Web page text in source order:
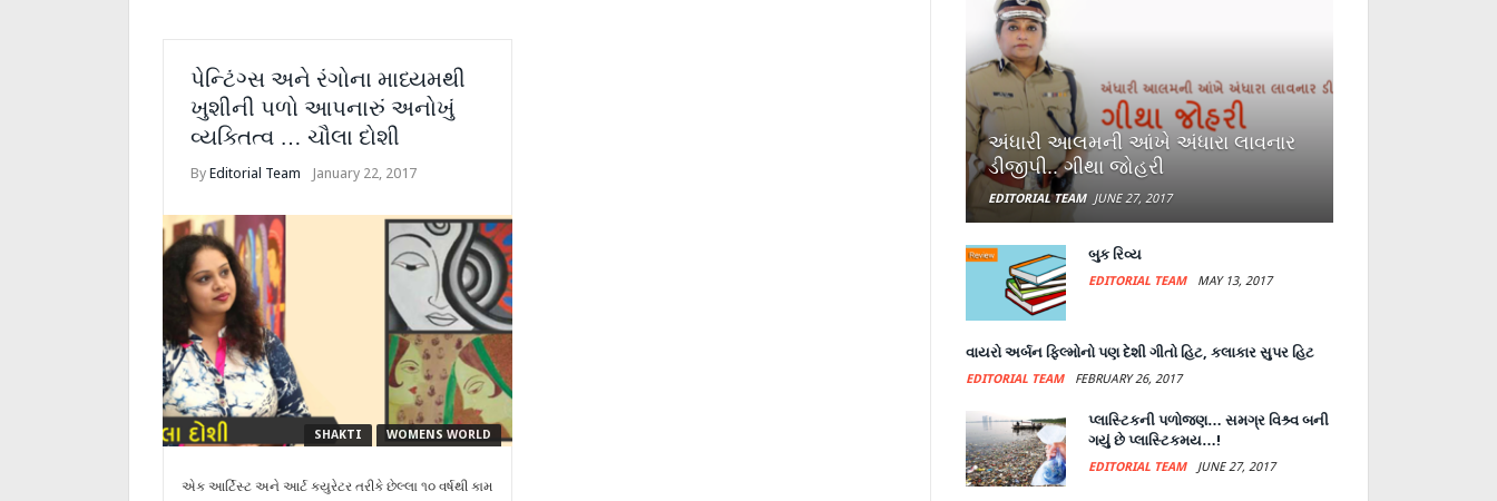
પેન્ટિંગ્સ અને રંગોના માધ્યમથી
ખુશીની પળો આપનારું અનોખું
વ્યક્તિત્વ … ચૌલા દોશી
By Editorial Team January 22, 2017
SHAKTI WOMENS WORLD
એક આર્ટિસ્ટ અને આર્ટ ક્યુરેટર તરીકે છેલ્લા ૧૦ વર્ષથી કામ
અંધારી આલમની આંખે અંધારા લાવનાર
ડીજીપી.. ગીથા જોહરી
EDITORIAL TEAM JUNE 27, 2017
બુક રિવ્ય
EDITORIAL TEAM MAY 13, 2017
વાયરો અર્બન ફિલ્મોનો પણ દેશી ગીતો હિટ, કલાકાર સુપર હિટ
EDITORIAL TEAM FEBRUARY 26, 2017
પ્લાસ્ટિકની પળોજણ… સમગ્ર વિશ્ર્વ બની
ગયું છે પ્લાસ્ટિકમય…!
EDITORIAL TEAM JUNE 27, 2017